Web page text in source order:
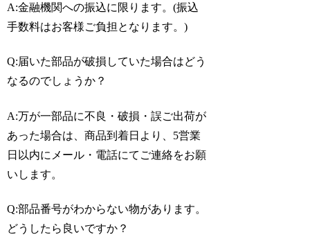
A:金融機関への振込に限ります。(振込
手数料はお客様ご負担となります。)
Q:届いた部品が破損していた場合はどう
なるのでしょうか？
A:万が一部品に不良・破損・誤ご出荷が
あった場合は、商品到着日より、5営業
日以内にメール・電話にてご連絡をお願
いします。
Q:部品番号がわからない物があります。
どうしたら良いですか？